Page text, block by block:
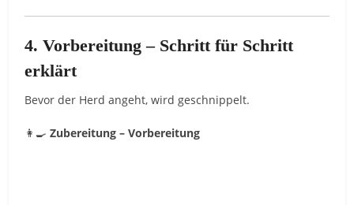
4. Vorbereitung – Schritt für Schritt
erklärt
Bevor der Herd angeht, wird geschnippelt.
👩‍🍳Zubereitung – Vorbereitung